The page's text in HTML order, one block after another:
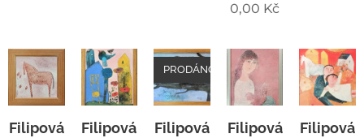
0,00 Kč
Filipová
Filipová
Filipová
PRODÁNO
Filipová
Filipová